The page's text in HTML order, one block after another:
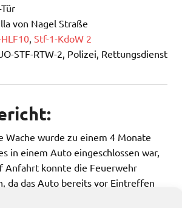
von Nagel Straße
Stf-1-KdoW 2
JO-STF-RTW-2, Polizei, Rettungsdienst
Wache wurde zu einem 4 Monate
in einem Auto eingeschlossen war,
Anfahrt konnte die Feuerwehr
da das Auto bereits vor Eintreffen